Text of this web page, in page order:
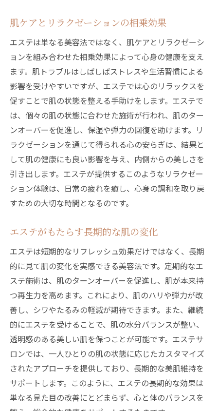
肌ケアとリラクゼーションの相乗効果
エステは単なる美容法ではなく、肌ケアとリラクゼーシ
ョンを組み合わせた相乗効果によって心身の健康を支え
ます。肌トラブルはしばしばストレスや生活習慣による
影響を受けやすいですが、エステでは心のリラックスを
促すことで肌の状態を整える手助けをします。エステで
は、個々の肌の状態に合わせた施術が行われ、肌のター
ンオーバーを促進し、保湿や弾力の回復を助けます。リ
ラクゼーションを通じて得られる心の安らぎは、結果と
して肌の健康にも良い影響を与え、内側からの美しさを
引き出します。エステが提供するこのようなリラクゼー
ション体験は、日常の疲れを癒し、心身の調和を取り戻
すための大切な時間となるのです。
エステがもたらす長期的な肌の変化
エステは短期的なリフレッシュ効果だけではなく、長期
的に見て肌の変化を実感できる美容法です。定期的なエ
ステ施術は、肌のターンオーバーを促進し、肌が本来持
つ再生力を高めます。これにより、肌のハリや弾力が改
善し、シワやたるみの軽減が期待できます。また、継続
的にエステを受けることで、肌の水分バランスが整い、
透明感のある美しい肌を保つことが可能です。エステサ
ロンでは、一人ひとりの肌の状態に応じたカスタマイズ
されたアプローチを提供しており、長期的な美肌維持を
サポートします。このように、エステの長期的な効果は
単なる見た目の改善にとどまらず、心と体のバランスを